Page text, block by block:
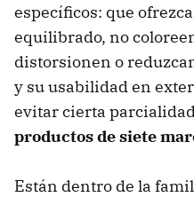
específicos: que
equilibrado, no
distorsionen o
y su usabilidad en
evitar cierta
productos de siete
Están dentro de la